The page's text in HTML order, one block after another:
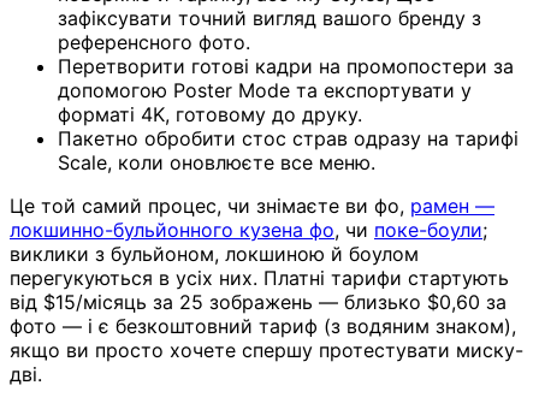
зафіксувати точний вигляд вашого бренду з
референсного фото.
Перетворити готові кадри на промопостери за
допомогою Poster Mode та експортувати у
форматі 4K, готовому до друку.
Пакетно обробити стос страв одразу на тарифі
Scale, коли оновлюєте все меню.
Це той самий процес, чи знімаєте ви фо, рамен —
локшинно-бульйонного кузена фо, чи поке-боули;
виклики з бульйоном, локшиною й боулом
перегукуються в усіх них. Платні тарифи стартують
від $15/місяць за 25 зображень — близько $0,60 за
фото — і є безкоштовний тариф (з водяним знаком),
якщо ви просто хочете спершу протестувати миску-
дві.